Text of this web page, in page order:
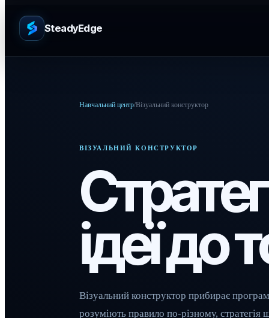
SteadyEdge
Навчальний центр/Візуальний конструктор
ВІЗУАЛЬНИЙ КОНСТРУКТОР
ідеї до
Візуальний конструктор прибирає
розуміють правило по-різному, стратегія